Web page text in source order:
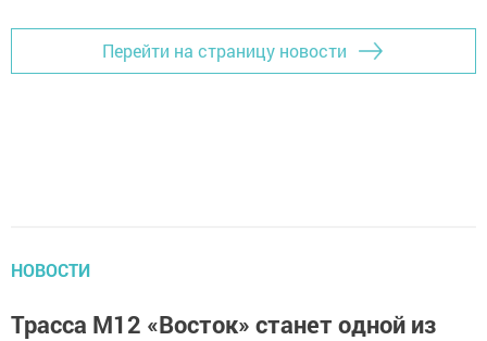
Перейти на страницу новости
НОВОСТИ
Трасса М12 «Восток» станет одной из